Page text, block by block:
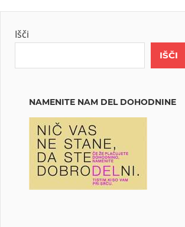
Išči
IŠČI
NAMENITE NAM DEL DOHODNINE